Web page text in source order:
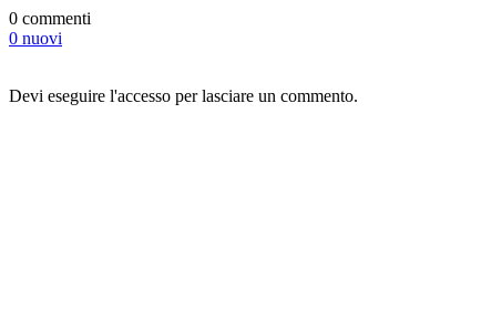
0 commenti
0 nuovi
Devi eseguire l'accesso per lasciare un commento.